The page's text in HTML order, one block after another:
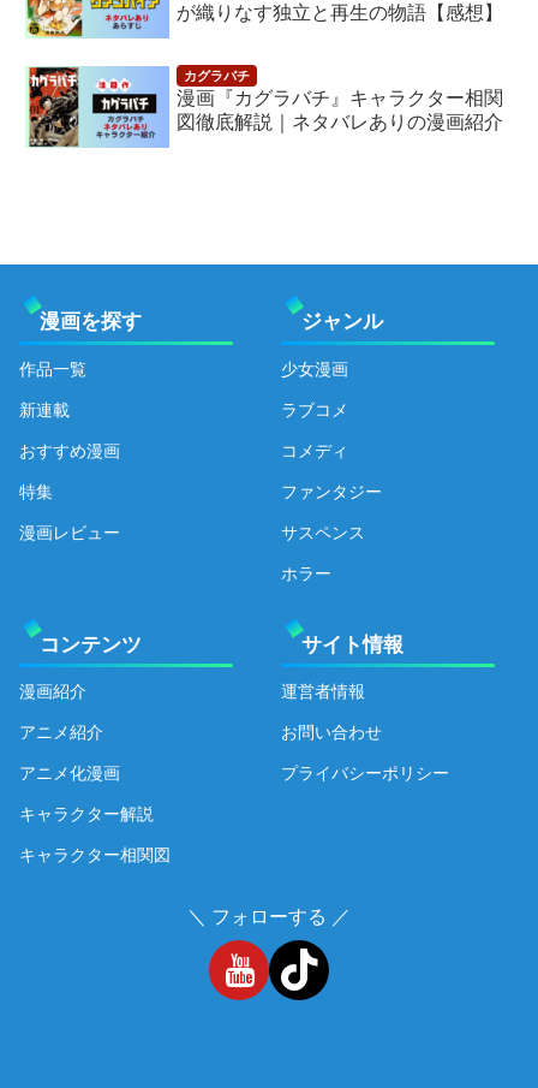
が織りなす独立と再生の物語【感想】
漫画『カグラバチ』キャラクター相関
図徹底解説｜ネタバレありの漫画紹介
漫画を探す
作品一覧
新連載
おすすめ漫画
特集
漫画レビュー
ジャンル
少女漫画
ラブコメ
コメディ
ファンタジー
サスペンス
ホラー
コンテンツ
漫画紹介
アニメ紹介
アニメ化漫画
キャラクター解説
キャラクター相関図
サイト情報
運営者情報
お問い合わせ
プライバシーポリシー
＼ フォローする ／